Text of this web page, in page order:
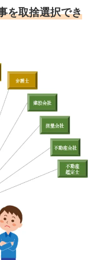
を取捨選択でき